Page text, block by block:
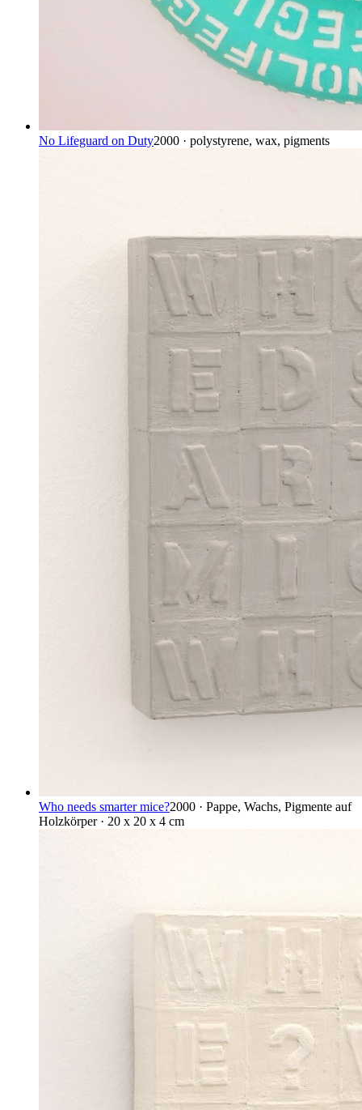
No Lifeguard on Duty2000 · polystyrene, wax, pigments
Who needs smarter mice?2000 · Pappe, Wachs, Pigmente auf
Holzkörper · 20 x 20 x 4 cm